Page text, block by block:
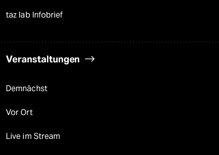
taz lab Infobrief
Veranstaltungen
Demnächst
Vor Ort
Live im Stream